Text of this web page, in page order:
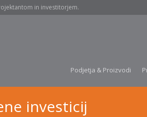
in investitorjem.
Podjetja & Proizvodi
investicij